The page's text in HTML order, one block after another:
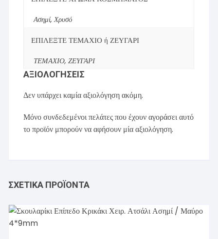
Ασημί, Χρυσό
ΕΠΙΛΕΞΤΕ ΤΕΜΑΧΙΟ ή ΖΕΥΓΑΡΙ
ΤΕΜΑΧΙΟ, ΖΕΥΓΑΡΙ
ΑΞΙΟΛΟΓΉΣΕΙΣ
Δεν υπάρχει καμία αξιολόγηση ακόμη.
Μόνο συνδεδεμένοι πελάτες που έχουν αγοράσει αυτό
το προϊόν μπορούν να αφήσουν μία αξιολόγηση.
ΣΧΕΤΙΚΆ ΠΡΟΪΌΝΤΑ